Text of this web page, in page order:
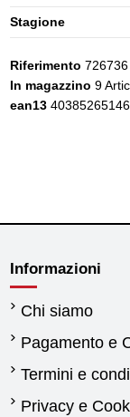
Stagione
Riferimento 726736
In magazzino 9
ean13
Informazioni
Chi siamo
Pagamento e
Termini e
Privacy e